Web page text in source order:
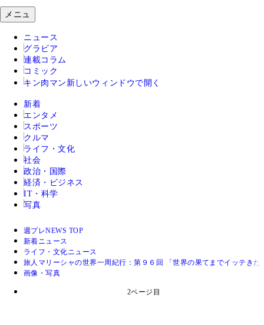
メニュ
ニュース
グラビア
連載コラム
コミック
キン肉マン 新しいウィンドウで開く
新着
エンタメ
スポーツ
クルマ
ライフ・文化
社会
政治・国際
経済・ビジネス
IT・科学
写真
週プレNEWS TOP
新着ニュース
ライフ・文化ニュース
旅人マリーシャの世界一周紀行：第９６回 「世界の果てまでイッテき
画像・写真
2ページ目